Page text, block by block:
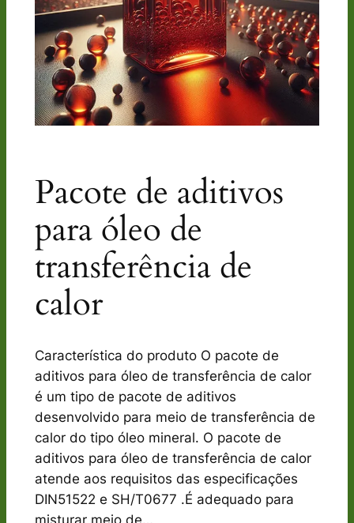
Pacote de aditivos
para óleo de
transferência de
calor
Característica do produto O pacote de
aditivos para óleo de transferência de calor
é um tipo de pacote de aditivos
desenvolvido para meio de transferência de
calor do tipo óleo mineral. O pacote de
aditivos para óleo de transferência de calor
atende aos requisitos das especificações
DIN51522 e SH/T0677 .É adequado para
misturar meio de…